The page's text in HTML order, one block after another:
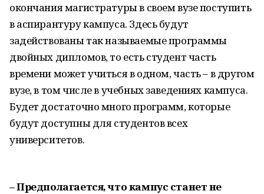
окончания магистратуры в своем вузе поступить
в аспирантуру кампуса. Здесь будут
задействованы так называемые программы
двойных дипломов, то есть студент часть
времени может учиться в одном, часть – в другом
вузе, в том числе в учебных заведениях кампуса.
Будет достаточно много программ, которые
будут доступны для студентов всех
университетов.
– Предполагается, что кампус станет не